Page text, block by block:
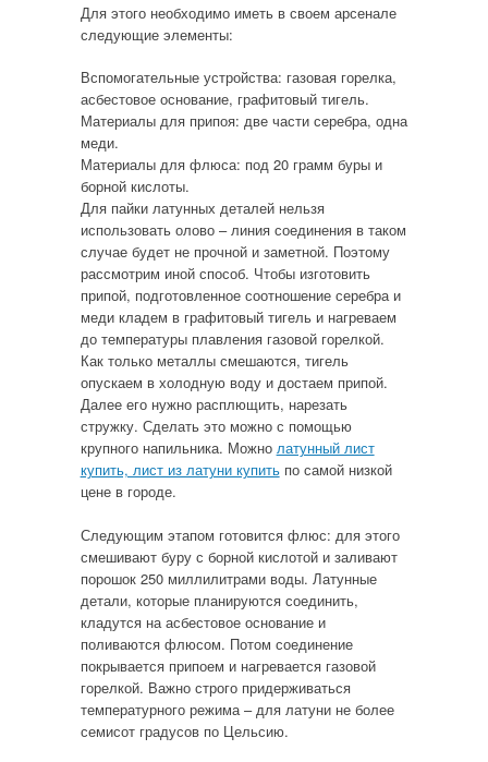
Для этого необходимо иметь в своем арсенале
следующие элементы:
Вспомогательные устройства: газовая горелка,
асбестовое основание, графитовый тигель.
Материалы для припоя: две части серебра, одна
меди.
Материалы для флюса: под 20 грамм буры и
борной кислоты.
Для пайки латунных деталей нельзя
использовать олово – линия соединения в таком
случае будет не прочной и заметной. Поэтому
рассмотрим иной способ. Чтобы изготовить
припой, подготовленное соотношение серебра и
меди кладем в графитовый тигель и нагреваем
до температуры плавления газовой горелкой.
Как только металлы смешаются, тигель
опускаем в холодную воду и достаем припой.
Далее его нужно расплющить, нарезать
стружку. Сделать это можно с помощью
крупного напильника. Можно латунный лист
купить, лист из латуни купитьпо самой низкой
цене в городе.
Следующим этапом готовится флюс: для этого
смешивают буру с борной кислотой и заливают
порошок 250 миллилитрами воды. Латунные
детали, которые планируются соединить,
кладутся на асбестовое основание и
поливаются флюсом. Потом соединение
покрывается припоем и нагревается газовой
горелкой. Важно строго придерживаться
температурного режима – для латуни не более
семисот градусов по Цельсию.